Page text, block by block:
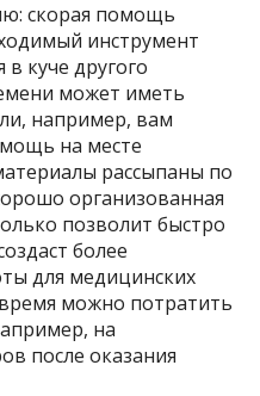
скорая помощь
инструмент
куче другого
может иметь
например, вам
на месте
рассыпаны по
организованная
позволит быстро
более
для медицинских
можно потратить
на
после оказания